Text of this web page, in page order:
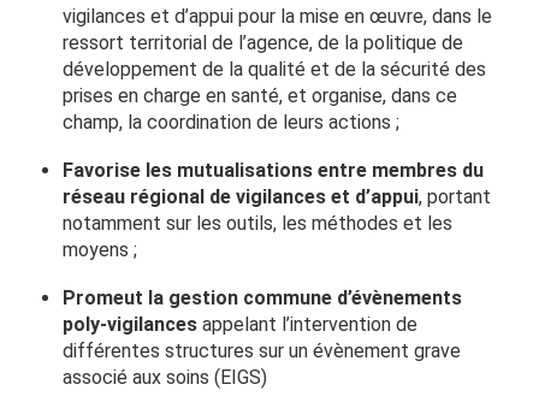
vigilances et d’appui pour la mise en œuvre, dans le
ressort territorial de l’agence, de la politique de
développement de la qualité et de la sécurité des
prises en charge en santé, et organise, dans ce
champ, la coordination de leurs actions ;
Favorise les mutualisations entre membres du
réseau régional de vigilances et d’appui, portant
notamment sur les outils, les méthodes et les
moyens ;
Promeut la gestion commune d’évènements
poly-vigilances appelant l’intervention de
différentes structures sur un évènement grave
associé aux soins (EIGS)